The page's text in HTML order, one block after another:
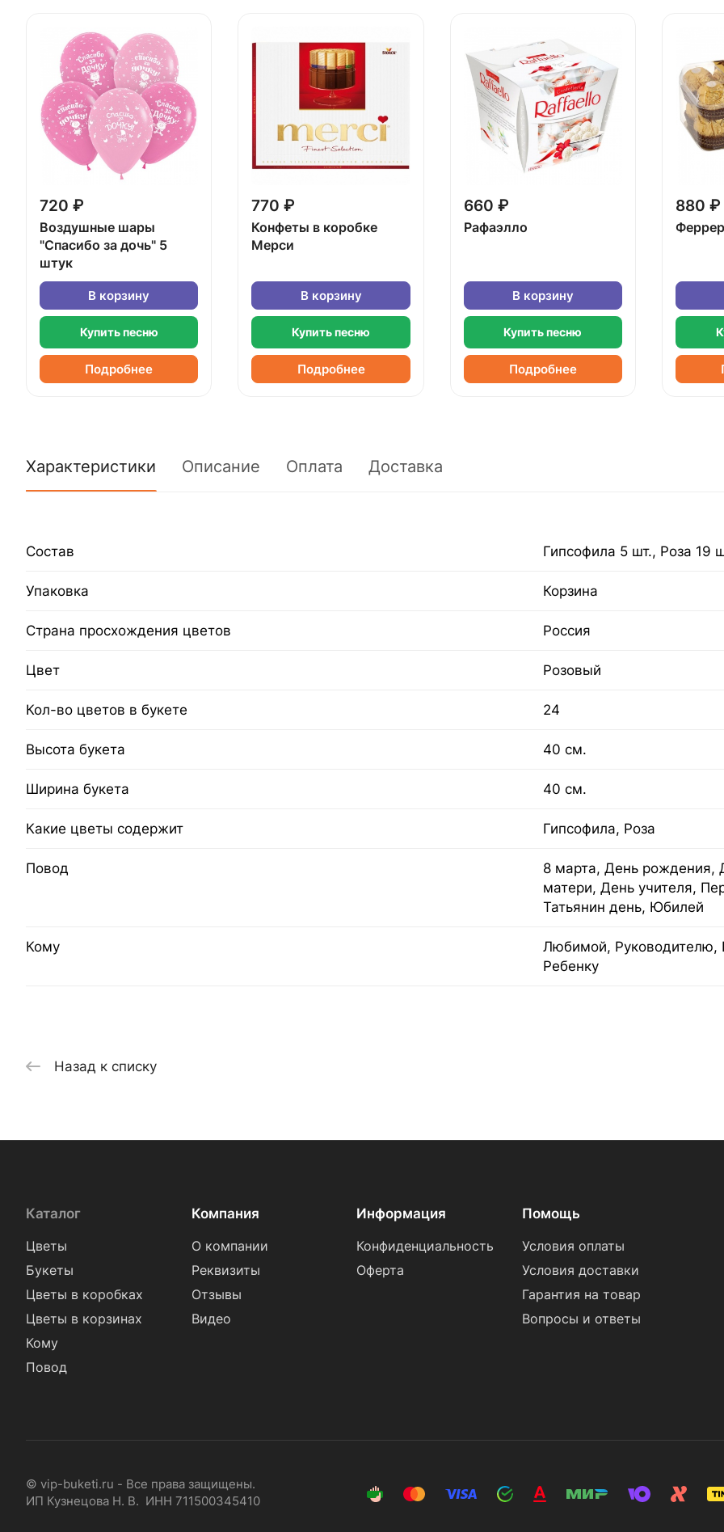
720 ₽
Воздушные шары
"Спасибо за дочь" 5
штук
В корзину
Купить песню
Подробнее
770 ₽
Конфеты в коробке
Мерси
В корзину
Купить песню
Подробнее
660 ₽
Рафаэлло
В корзину
Купить песню
Подробнее
880 ₽
Характеристики Описание Оплата Доставка
Состав Гипсофила 5 шт., Роза 19
Упаковка Корзина
Страна просхождения цветов Россия
Цвет Розовый
Кол-во цветов в букете 24
Высота букета 40 см.
Ширина букета 40 см.
Какие цветы содержит Гипсофила, Роза
Повод
8 марта, День рождения,
матери, День учителя,
Татьянин день, Юбилей
Кому
Любимой,
Ребенку
Назад к списку
Каталог
Цветы
Букеты
Цветы в коробках
Цветы в корзинах
Кому
Повод
Компания
О компании
Реквизиты
Отзывы
Видео
Информация
Конфиденциальность
Оферта
Помощь
Условия оплаты
Условия доставки
Гарантия на товар
Вопросы и ответы
© vip-buketi.ru - Все права защищены.
ИП Кузнецова Н. В. ИНН 711500345410